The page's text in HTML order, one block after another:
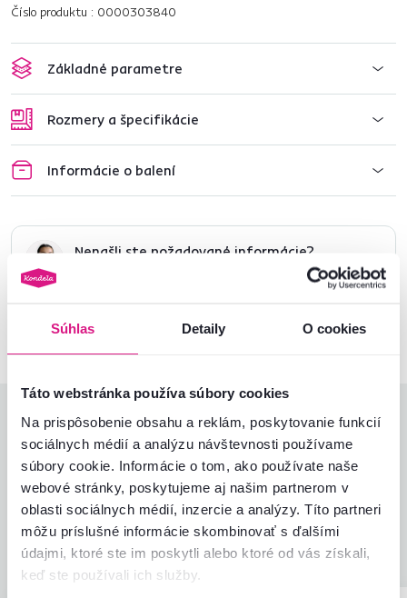
Súhlas Detaily O cookies
Táto webstránka používa súbory cookies
Na prispôsobenie obsahu a reklám, poskytovanie funkcií
sociálnych médií a analýzu návštevnosti používame
súbory cookie. Informácie o tom, ako používate naše
webové stránky, poskytujeme aj našim partnerom v
oblasti sociálnych médií, inzercie a analýzy. Títo partneri
môžu príslušné informácie skombinovať s ďalšími
údajmi, ktoré ste im poskytli alebo ktoré od vás získali,
keď ste používali ich služby.
Číslo produktu : 0000303840
Základné parametre
Rozmery a špecifikácie
Informácie o balení
Nenašli ste požadované informácie?
Hodnotenia produktu
4,9
Jednoduchosť montáže
5,0
Kvalita výrobku
4,9
Zodpovedá očakávaniam
4,9
Zabalenie výrobku
5,0
Pomer hodnoty a ceny
4,9